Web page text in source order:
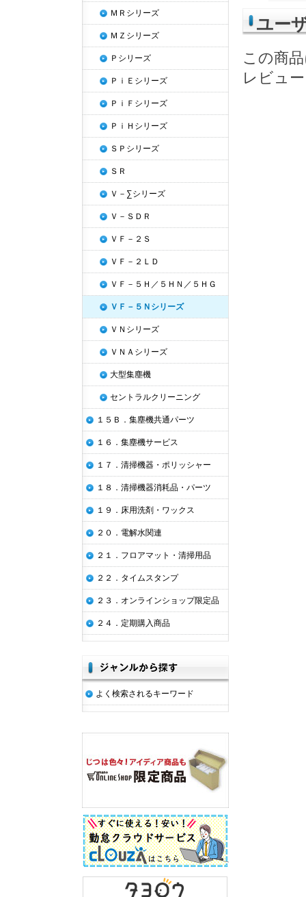
ユー
この商
レビュ
ＭＲシリーズ
ＭＺシリーズ
Ｐシリーズ
ＰｉＥシリーズ
ＰｉＦシリーズ
ＰｉＨシリーズ
ＳＰシリーズ
ＳＲ
Ｖ－∑シリーズ
Ｖ－ＳＤＲ
ＶＦ－２Ｓ
ＶＦ－２ＬＤ
ＶＦ－５Ｈ／５ＨＮ／５ＨＧ
ＶＦ－５Ｎシリーズ
ＶＮシリーズ
ＶＮＡシリーズ
大型集塵機
セントラルクリーニング
１５Ｂ．集塵機共通パーツ
１６．集塵機サービス
１７．清掃機器・ポリッシャー
１８．清掃機器消耗品・パーツ
１９．床用洗剤・ワックス
２０．電解水関連
２１．フロアマット・清掃用品
２２．タイムスタンプ
２３．オンラインショップ限定品
２４．定期購入商品
よく検索されるキーワード